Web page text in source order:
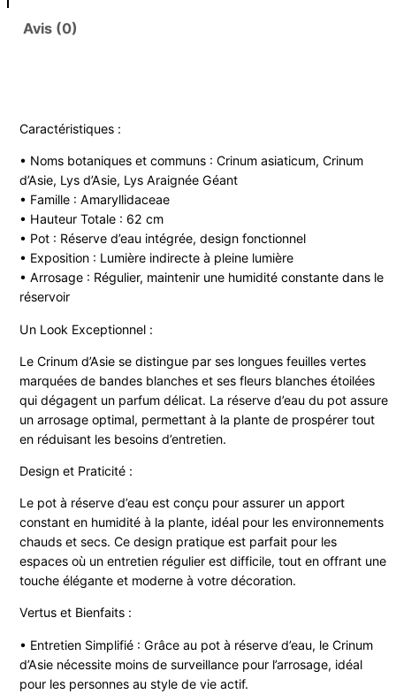
Avis (0)
Caractéristiques :
• Noms botaniques et communs : Crinum asiaticum, Crinum
d’Asie, Lys d’Asie, Lys Araignée Géant
• Famille : Amaryllidaceae
• Hauteur Totale : 62 cm
• Pot : Réserve d’eau intégrée, design fonctionnel
• Exposition : Lumière indirecte à pleine lumière
• Arrosage : Régulier, maintenir une humidité constante dans le
réservoir
Un Look Exceptionnel :
Le Crinum d’Asie se distingue par ses longues feuilles vertes
marquées de bandes blanches et ses fleurs blanches étoilées
qui dégagent un parfum délicat. La réserve d’eau du pot assure
un arrosage optimal, permettant à la plante de prospérer tout
en réduisant les besoins d’entretien.
Design et Praticité :
Le pot à réserve d’eau est conçu pour assurer un apport
constant en humidité à la plante, idéal pour les environnements
chauds et secs. Ce design pratique est parfait pour les
espaces où un entretien régulier est difficile, tout en offrant une
touche élégante et moderne à votre décoration.
Vertus et Bienfaits :
• Entretien Simplifié : Grâce au pot à réserve d’eau, le Crinum
d’Asie nécessite moins de surveillance pour l’arrosage, idéal
pour les personnes au style de vie actif.